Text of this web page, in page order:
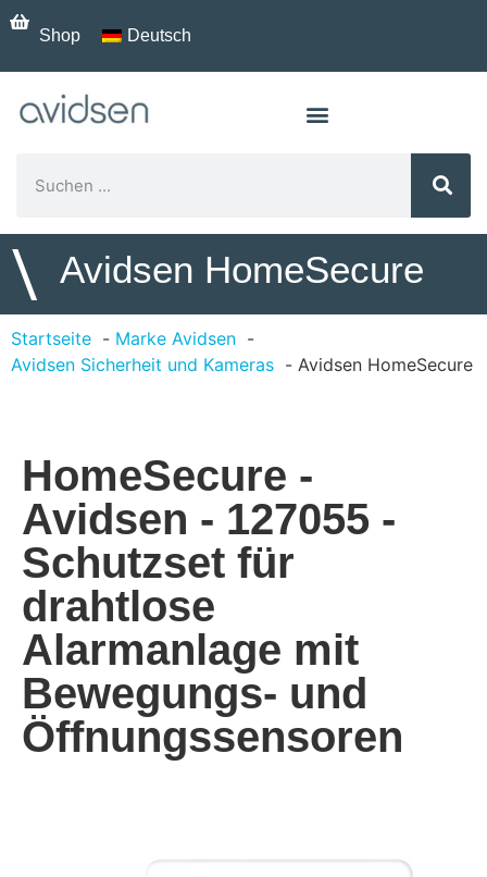
Shop Deutsch
\ Avidsen HomeSecure
Startseite
Marke Avidsen
Avidsen Sicherheit und Kameras
Avidsen HomeSecure
HomeSecure -
Avidsen - 127055 -
Schutzset für
drahtlose
Alarmanlage mit
Bewegungs- und
Öffnungssensoren